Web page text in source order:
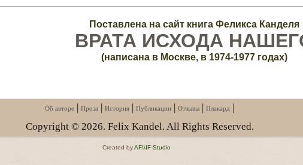
Поставлена на сайт книга Феликса Канделя
ВРАТА ИСХОДА
(написана в Москве, в 1974-1977 годах)
Об авторе |Проза |История |Публикации |Отзывы |Плакард |
Copyright © 2026. Felix Kandel. All Rights Reserved.
Created byAF\\IF-Studio